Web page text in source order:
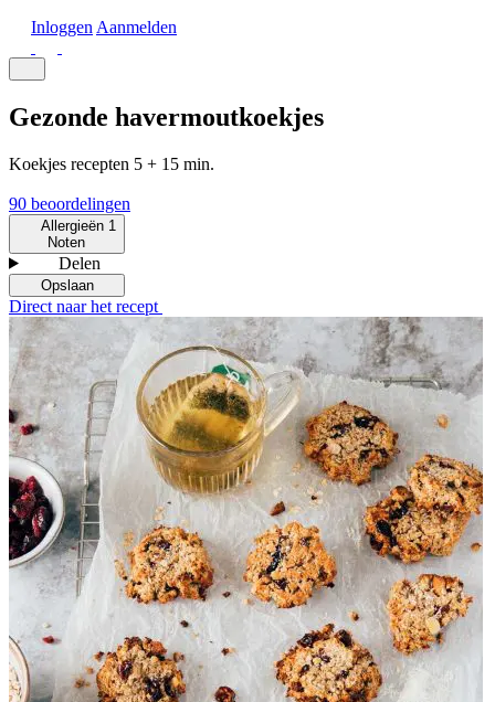
Inloggen Aanmelden
Gezonde havermoutkoekjes
Koekjes recepten 5 + 15 min.
90 beoordelingen
Allergieën 1
Noten
Delen
Opslaan
Direct naar het recept